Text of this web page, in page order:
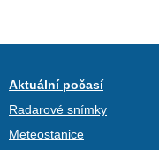
Aktuální počasí
Radarové snímky
Meteostanice